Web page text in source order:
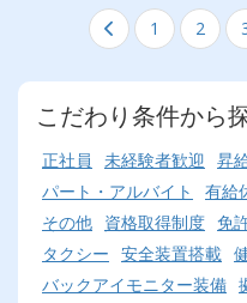
1 2
こだわり条件から
正社員 未経験者歓迎 昇
パート・アルバイト
有給
その他 資格取得制度 免
タクシー 安全装置搭載
バックアイモニター装備